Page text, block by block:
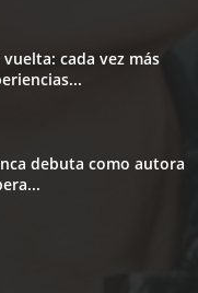
cada vez más
debuta como autora